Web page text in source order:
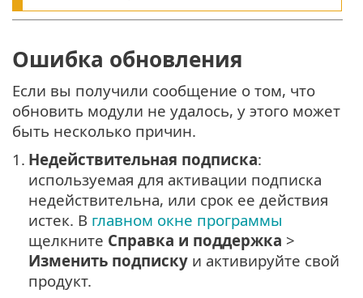
Ошибка обновления
Если вы получили сообщение о том, что
обновить модули не удалось, у этого может
быть несколько причин.
1. Недействительная подписка:
используемая для активации подписка
недействительна, или срок ее действия
истек. В главном окне программы
щелкните Справка и поддержка >
Изменить подписку и активируйте свой
продукт.